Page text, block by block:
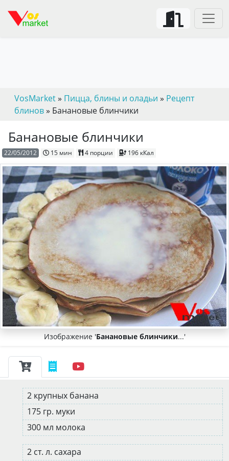
VosMarket» Пицца, блины и оладьи » Рецепт
блинов» Банановые блинчики
Банановые блинчики
22/05/2012 15 мин 4 порции 196 кКал
Изображение 'Банановые блинчики...'
2 крупных банана
175 гр. муки
300 мл молока
2 ст. л. сахара